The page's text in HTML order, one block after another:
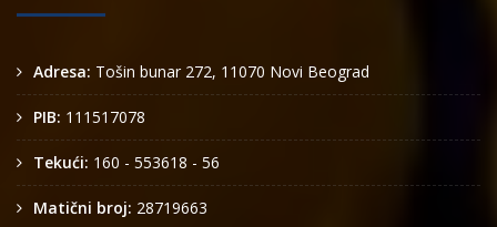
Adresa: Tošin bunar 272, 11070 Novi Beograd
PIB: 111517078
Tekući: 160 - 553618 - 56
Matični broj: 28719663